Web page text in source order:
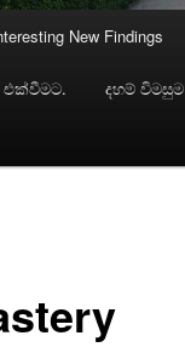
New Findings
එක්වීමට. දහම් විමසුම